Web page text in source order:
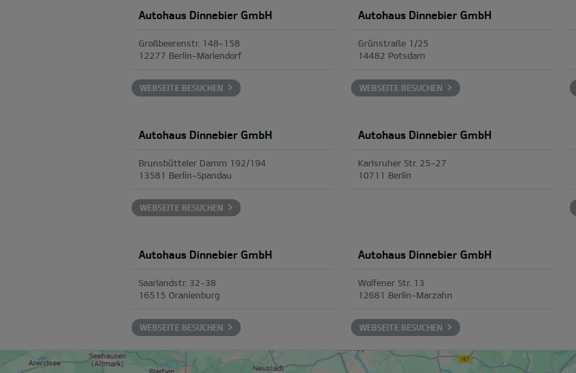
Autohaus Dinnebier GmbH
Großbeerenstr. 148-158
12277 Berlin-Mariendorf
WEBSEITE BESUCHEN
Autohaus Dinnebier GmbH
Grünstraße 1/25
14482 Potsdam
WEBSEITE BESUCHEN
Autohaus Dinnebier GmbH
Brunsbütteler Damm 192/194
13581 Berlin-Spandau
WEBSEITE BESUCHEN
Autohaus Dinnebier GmbH
Karlsruher Str. 25-27
10711 Berlin
Autohaus Dinnebier GmbH
Saarlandstr. 32-38
16515 Oranienburg
WEBSEITE BESUCHEN
Autohaus Dinnebier GmbH
Wolfener Str. 13
12681 Berlin-Marzahn
WEBSEITE BESUCHEN